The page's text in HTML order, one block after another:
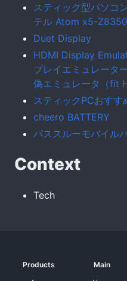
スティック型パソコ
テル Atom x5-
Duet Display
HDMI Display
プレイエミュレータ
偽エミュレータ（fit
スティックPCおす
cheero BATTERY
パススルーモバイル
Context
Tech
Products
Main